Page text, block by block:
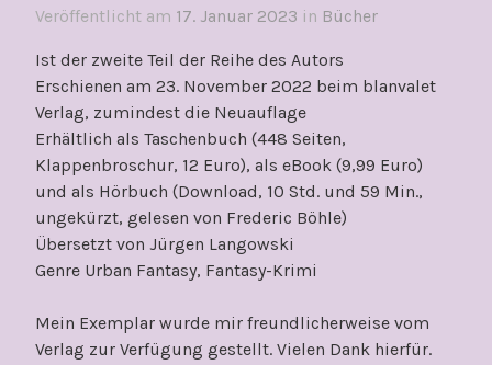
Veröffentlicht am 17. Januar 2023 in Bücher
Ist der zweite Teil der Reihe des Autors
Erschienen am 23. November 2022 beim blanvalet
Verlag, zumindest die Neuauflage
Erhältlich als Taschenbuch (448 Seiten,
Klappenbroschur, 12 Euro), als eBook (9,99 Euro)
und als Hörbuch (Download, 10 Std. und 59 Min.,
ungekürzt, gelesen von Frederic Böhle)
Übersetzt von Jürgen Langowski
Genre Urban Fantasy, Fantasy-Krimi
Mein Exemplar wurde mir freundlicherweise vom
Verlag zur Verfügung gestellt. Vielen Dank hierfür.